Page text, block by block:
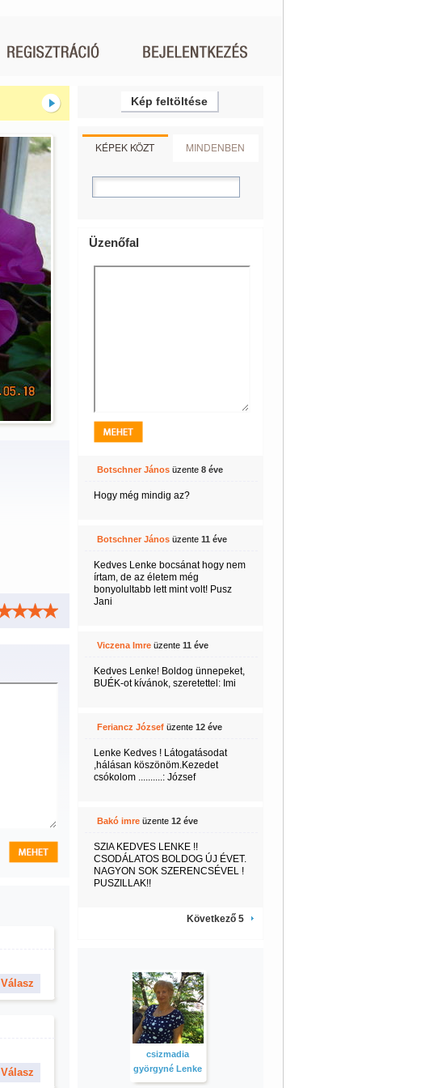
Válasz
Válasz
Kép feltöltése
KÉPEK KÖZT MINDENBEN
Üzenőfal
Botschner Jánosüzente 8 éve
Hogy még mindig az?
Botschner Jánosüzente 11 éve
Kedves Lenke bocsánat hogy nem
írtam, de az életem még
bonyolultabb lett mint volt! Pusz
Jani
Viczena Imreüzente 11 éve
Kedves Lenke! Boldog ünnepeket,
BUÉK-ot kívánok, szeretettel: Imi
Feriancz Józsefüzente 12 éve
Lenke Kedves ! Látogatásodat
,hálásan köszönöm.Kezedet
csókolom ..........: József
Bakó imreüzente 12 éve
SZIA KEDVES LENKE !!
CSODÁLATOS BOLDOG ÚJ ÉVET.
NAGYON SOK SZERENCSÉVEL !
PUSZILLAK!!
Következő 5
csizmadia
györgyné Lenke